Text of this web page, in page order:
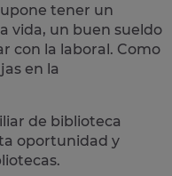
tener un
vida, un buen sueldo
con la laboral. Como
en la
de biblioteca
oportunidad y